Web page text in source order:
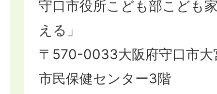
守口市役所こども部こども
える」
〒570-0033大阪府守口市大
市民保健センター3階